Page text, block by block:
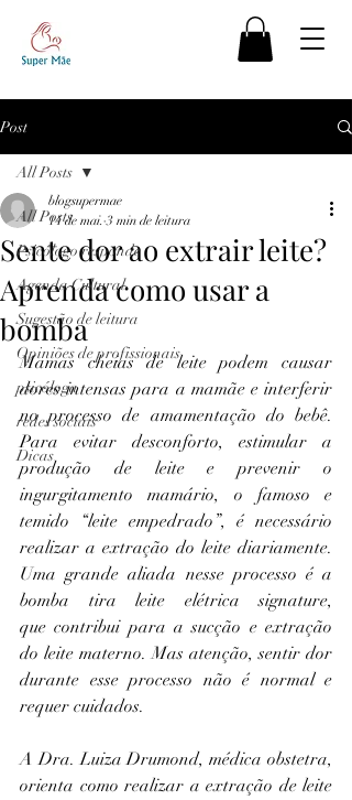
Post
All Posts
Psicólogo responde
Agenda Cultural
Sugestão de leitura
Opiniões de profissionais
psicóloga
redes sociais
Dicas
All Posts
Sente dor ao extrair leite?
Aprenda como usar a
bomba
blogsupermae
14 de mai. 3 min de leitura
Mamas cheias de leite podem causar
dores intensas para a mamãe e interferir
no processo de amamentação do bebê.
Para evitar desconforto, estimular a
produção de leite e prevenir o
ingurgitamento mamário, o famoso e
temido “leite empedrado”, é necessário
realizar a extração do leite diariamente.
Uma grande aliada nesse processo é a
bomba tira leite elétrica signature,
que contribui para a sucção e extração
do leite materno. Mas atenção, sentir dor
durante esse processo não é normal e
requer cuidados.
A Dra. Luiza Drumond, médica obstetra,
orienta como realizar a extração de leite